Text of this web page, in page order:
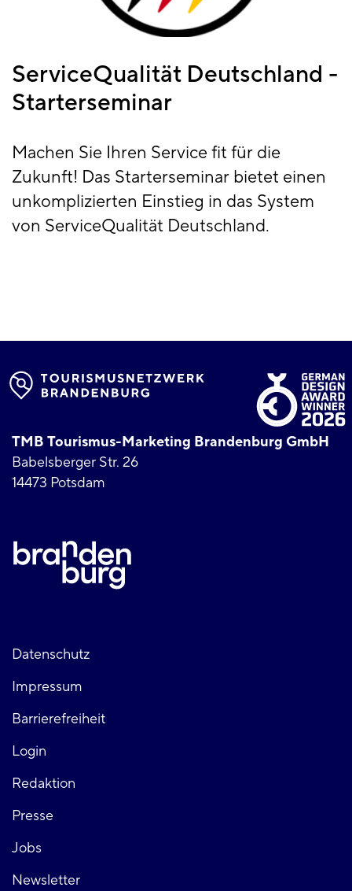
ServiceQualität Deutschland -
Starterseminar
Machen Sie Ihren Service fit für die
Zukunft! Das Starterseminar bietet einen
unkomplizierten Einstieg in das System
von ServiceQualität Deutschland.
TMB Tourismus-Marketing Brandenburg GmbH
Babelsberger Str. 26
14473 Potsdam
Fußzeile
links
Datenschutz
Impressum
Barrierefreiheit
Login
Fußzeile
rechts
Redaktion
Presse
Jobs
Newsletter